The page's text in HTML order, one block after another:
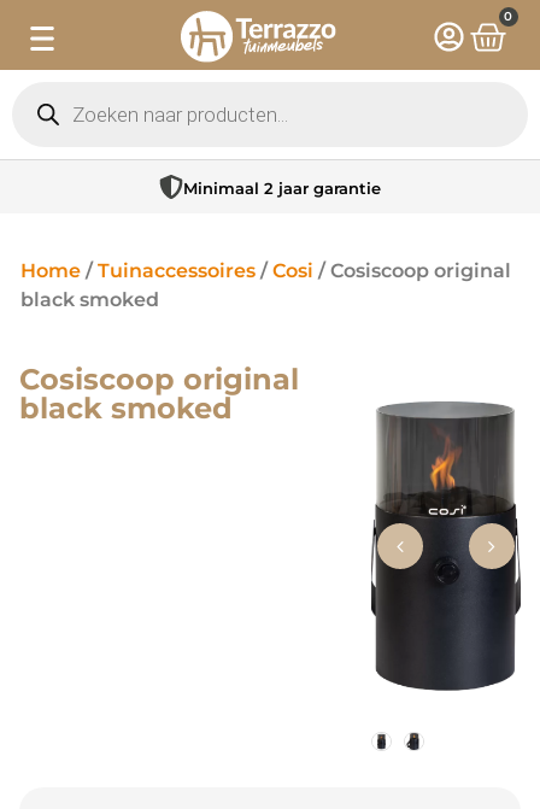
0
Minimaal 2 jaar garantie
Home /Tuinaccessoires /Cosi / Cosiscoop original
black smoked
Cosiscoop original
black smoked